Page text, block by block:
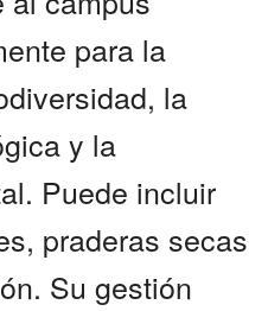
para la
la
y la
Puede incluir
praderas secas
Su gestión